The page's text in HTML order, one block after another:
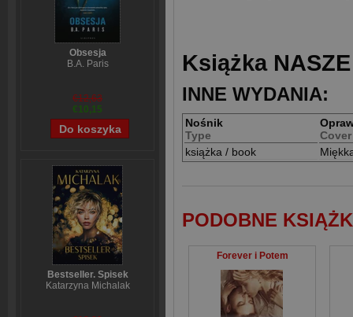
Obsesja
B.A. Paris
€12,63
€10,15
Bestseller. Spisek
Katarzyna Michalak
Książka
INNE WYDANIA:
Nośnik
Type
Cover
książka / book
PODOBNE
Forever i Potem